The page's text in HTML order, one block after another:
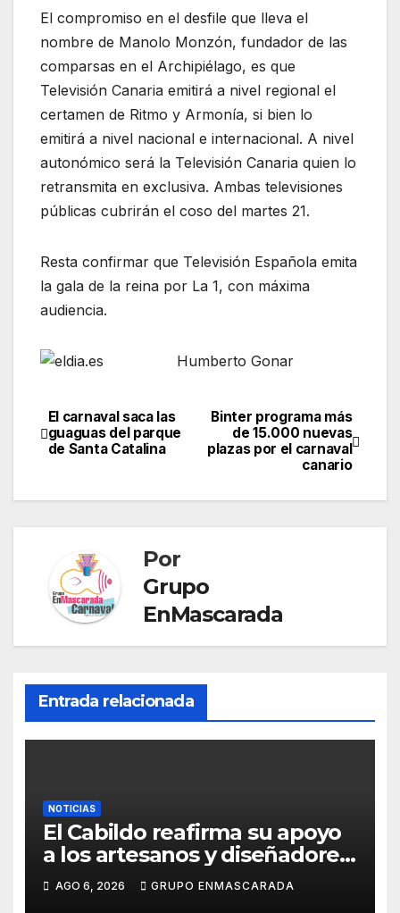
El compromiso en el desfile que lleva el
nombre de Manolo Monzón, fundador de las
comparsas en el Archipiélago, es que
Televisión Canaria emitirá a nivel regional el
certamen de Ritmo y Armonía, si bien lo
emitirá a nivel nacional e internacional. A nivel
autonómico será la Televisión Canaria quien lo
retransmita en exclusiva. Ambas televisiones
públicas cubrirán el coso del martes 21.
Resta confirmar que Televisión Española emita
la gala de la reina por La 1, con máxima
audiencia.
Humberto Gonar
Navegación
de
entradas
Binter programa más
de 15.000 nuevas
plazas por el carnaval
canario
El carnaval saca las
guaguas del parque
de Santa Catalina
Por
Grupo
EnMascarada
Entrada relacionada
NOTICIAS
El Cabildo reafirma su apoyo
a los artesanos y diseñadores
del Carnaval de Tenerife
AGO 6, 2026 GRUPO ENMASCARADA